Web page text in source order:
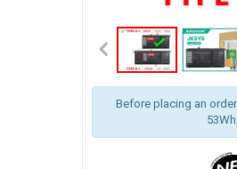
Before placing an